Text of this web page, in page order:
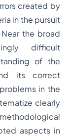
created by
in the pursuit
the broad
difficult
of the
its correct
in the
clearly
aspects in